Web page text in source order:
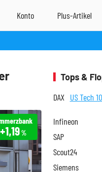
+1,19%
Tops &
DAX US Tech
Infineon
SAP
Scout24
Siemens